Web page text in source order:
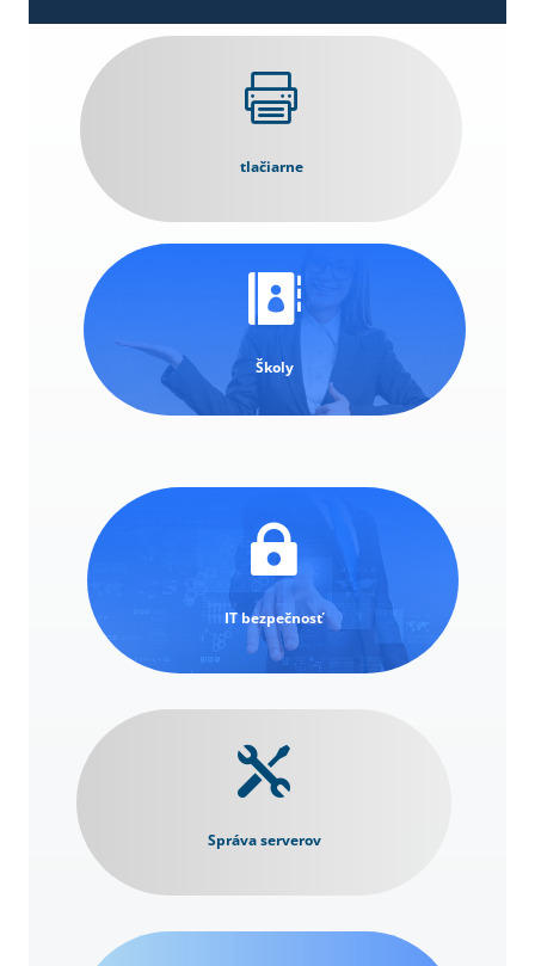

tlačiarne

Školy

IT bezpečnosť

Správa serverov